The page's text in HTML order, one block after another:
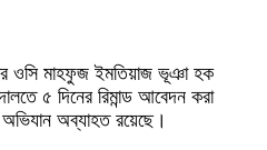
ওসি মাহফুজ ইমতিয়াজ ভূঞা হক
৫ দিনের রিমান্ড আবেদন করা
অব্যাহত রয়েছে।